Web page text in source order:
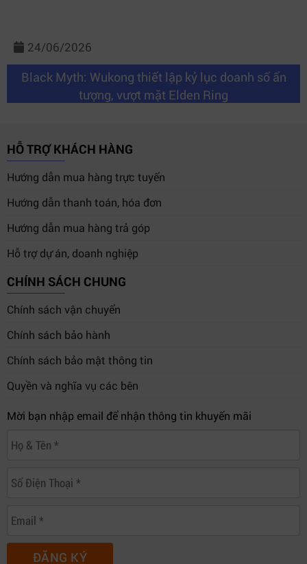
24/06/2026
Black Myth: Wukong thiết lập kỷ lục doanh số ấn
tượng, vượt mặt Elden Ring
HỖ TRỢ KHÁCH HÀNG
Hướng dẫn mua hàng trực tuyến
Hướng dẫn thanh toán, hóa đơn
Hướng dẫn mua hàng trả góp
Hỗ trợ dự án, doanh nghiệp
CHÍNH SÁCH CHUNG
Chính sách vận chuyển
Chính sách bảo hành
Chính sách bảo mật thông tin
Quyền và nghĩa vụ các bên
Mời bạn nhập email để nhận thông tin khuyến mãi
ĐĂNG KÝ